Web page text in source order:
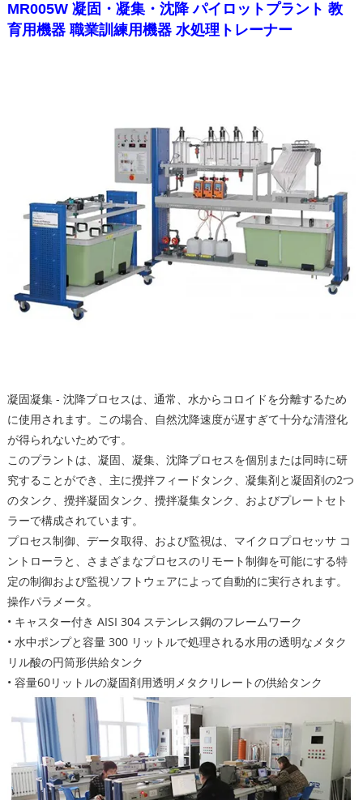
MR005W 凝固・凝集・沈降 パイロットプラント 教
育用機器 職業訓練用機器 水処理トレーナー
凝固凝集 - 沈降プロセスは、通常、水からコロイドを分離するため
に使用されます。この場合、自然沈降速度が遅すぎて十分な清澄化
が得られないためです。
このプラントは、凝固、凝集、沈降プロセスを個別または同時に研
究することができ、主に攪拌フィードタンク、凝集剤と凝固剤の2つ
のタンク、攪拌凝固タンク、攪拌凝集タンク、およびプレートセト
ラーで構成されています。
プロセス制御、データ取得、および監視は、マイクロプロセッサ コ
ントローラと、さまざまなプロセスのリモート制御を可能にする特
定の制御および監視ソフトウェアによって自動的に実行されます。
操作パラメータ。
• キャスター付き AISI 304 ステンレス鋼のフレームワーク
• 水中ポンプと容量 300 リットルで処理される水用の透明なメタク
リル酸の円筒形供給タンク
• 容量60リットルの凝固剤用透明メタクリレートの供給タンク